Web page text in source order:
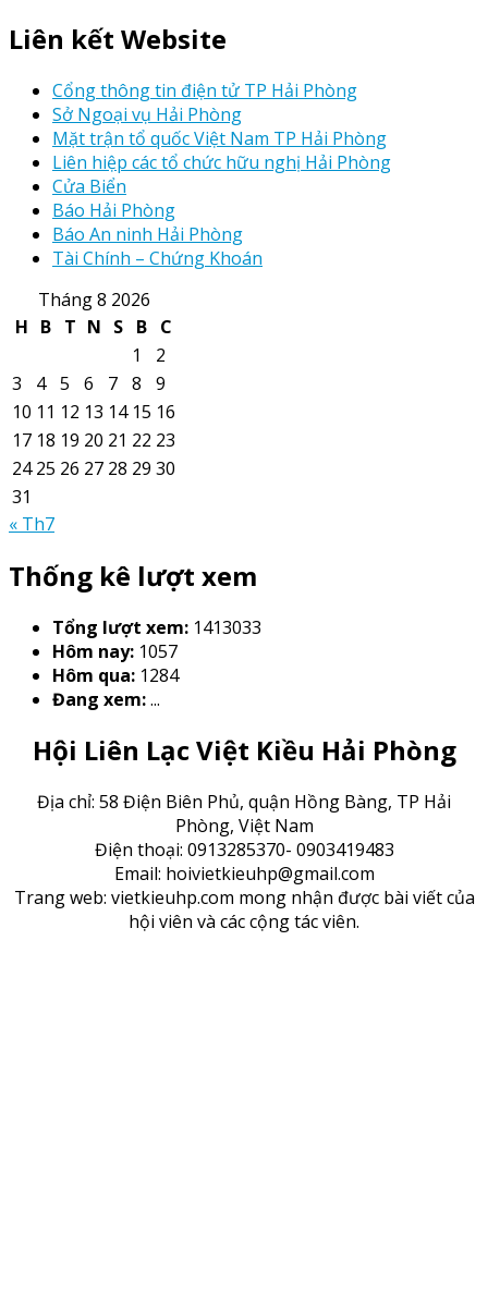
Liên kết Website
Cổng thông tin điện tử TP Hải Phòng
Sở Ngoại vụ Hải Phòng
Mặt trận tổ quốc Việt Nam TP Hải Phòng
Liên hiệp các tổ chức hữu nghị Hải Phòng
Cửa Biển
Báo Hải Phòng
Báo An ninh Hải Phòng
Tài Chính – Chứng Khoán
Tháng 8 2026
H B T N S B C
1
2
3
4 5 6 7 8
9
10 11 12 13 14 15 16
17 18 19 20 21 22 23
24 25 26 27 28 29 30
31
« Th7
Thống kê lượt xem
Tổng lượt xem: 1413033
Hôm nay: 1057
Hôm qua: 1284
Đang xem:...
Hội Liên Lạc Việt Kiều Hải Phòng
Địa chỉ: 58 Điện Biên Phủ, quận Hồng Bàng, TP Hải
Phòng, Việt Nam
Điện thoại: 0913285370- 0903419483
Email: hoivietkieuhp@gmail.com
Trang web: vietkieuhp.com mong nhận được bài viết của
hội viên và các cộng tác viên.